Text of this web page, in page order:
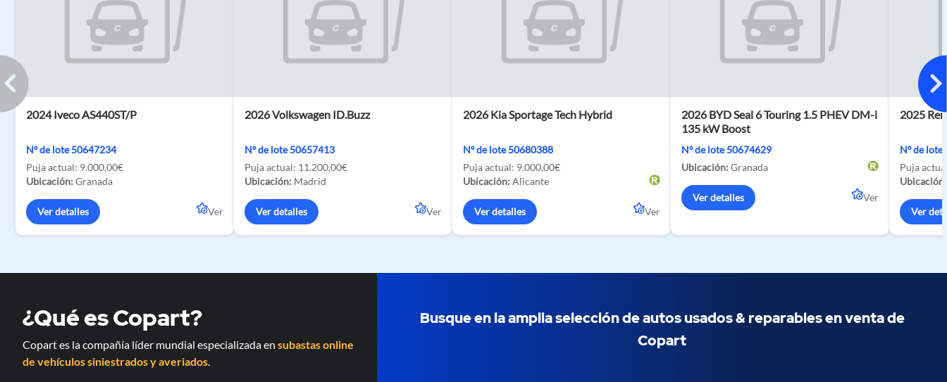
2024 Iveco AS440ST/P
Nº de lote 50647234
Puja actual: 9.000,00€
Ubicación: Granada
Ver detalles Ver
2026 Volkswagen ID.Buzz
Nº de lote 50657413
Puja actual: 11.200,00€
Ubicación: Madrid
Ver detalles Ver
2026 Kia Sportage Tech Hybrid
Nº de lote 50680388
Puja actual: 9.000,00€
Ubicación: Alicante
Ver detalles Ver
2026 BYD Seal 6 Touring 1.5 PHEV DM-i
135 kW Boost
Nº de lote 50674629
Ubicación: Granada
Ver detalles Ver
2025
Nº de
Puja
Ubicación:
Ver
¿Qué es Copart?
Copart es la compañía líder mundial especializada en subastas online
de vehículos siniestrados y averiados
Busque en la amplia selección de autos usados & ​​reparables en venta de
Copart